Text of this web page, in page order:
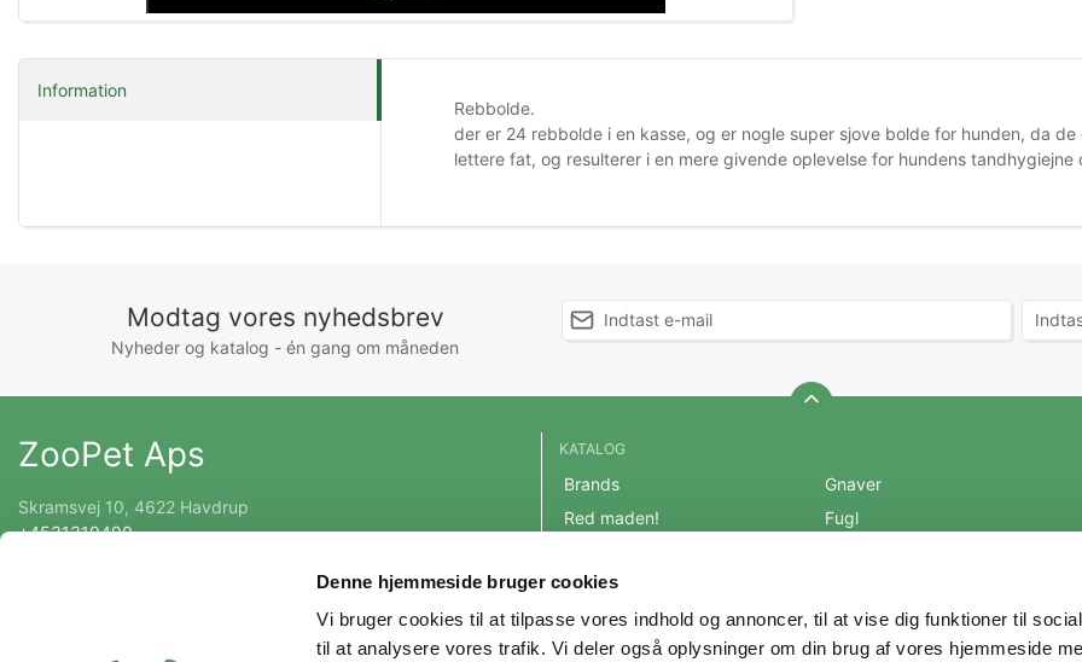
Denne hjemmeside bruger cookies
Vi bruger cookies til at tilpasse vores indhold og annoncer, til at vise dig funktioner til
til at analysere vores trafik. Vi deler også oplysninger om din brug af vores hjemmeside
Information
Rebbolde.
der er 24 rebbolde i en kasse, og er nogle super sjove bolde for hunden, da
lettere fat, og resulterer i en mere givende oplevelse for hundens tandhygiejne
Modtag vores nyhedsbrev
Nyheder og katalog - én gang om måneden
ZooPet Aps
Skramsvej 10, 4622 Havdrup
+4531319490
KATALOG
Brands
Red maden!
Mest populære varer
OUTLET
Hund
Gnaver
Fugl
Hest
Andre Dyr